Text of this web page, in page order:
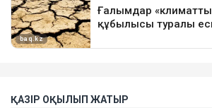
ҚАЗІР ОҚЫЛЫП ЖАТЫР